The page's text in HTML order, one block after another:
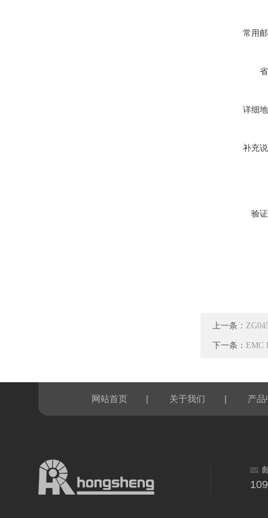
常用
详细
补充
验
上一条：
下一条： EMC
网站首页 | 关于我们 | 产品